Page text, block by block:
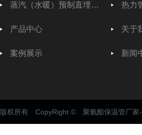
蒸汽（水暖）预制直埋保温管 热力
产品中心 关于
案例展示 新闻
版权所有 CopyRight © 聚氨酯保温管厂家-